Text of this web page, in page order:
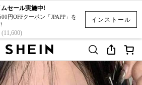
インストール
セール実施中!
円OFFクーポン「JPAPP」を
(11,600)